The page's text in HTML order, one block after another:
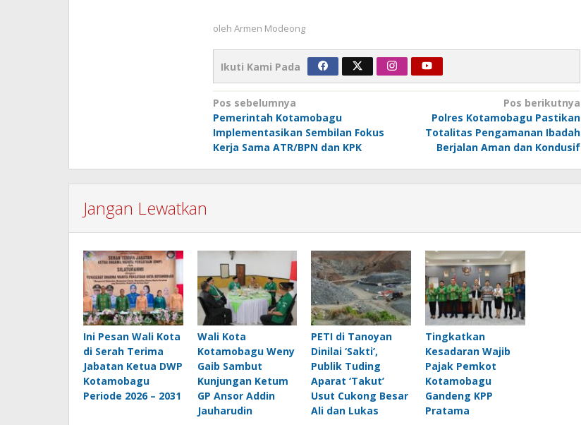
oleh Armen Modeong
Ikuti Kami Pada
Navigasi
pos
Pos sebelumnya
Pemerintah Kotamobagu
Implementasikan Sembilan Fokus
Kerja Sama ATR/BPN dan KPK
Pos berikutnya
Polres Kotamobagu Pastikan
Totalitas Pengamanan Ibadah
Berjalan Aman dan Kondusif
Jangan Lewatkan
Ini Pesan Wali Kota
di Serah Terima
Jabatan Ketua DWP
Kotamobagu
Periode 2026 – 2031
Wali Kota
Kotamobagu Weny
Gaib Sambut
Kunjungan Ketum
GP Ansor Addin
Jauharudin
PETI di Tanoyan
Dinilai ‘Sakti’,
Publik Tuding
Aparat ‘Takut’
Usut Cukong Besar
Ali dan Lukas
Tingkatkan
Kesadaran Wajib
Pajak Pemkot
Kotamobagu
Gandeng KPP
Pratama